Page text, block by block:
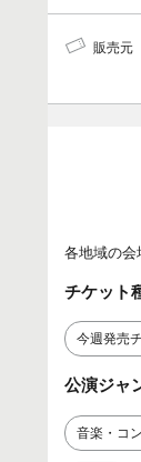
販売元
各地域の会
チケット
今週発売
公演ジャ
音楽・コ